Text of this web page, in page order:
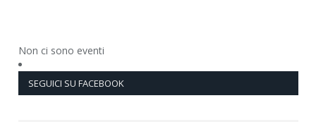
Non ci sono eventi
SEGUICI SU FACEBOOK